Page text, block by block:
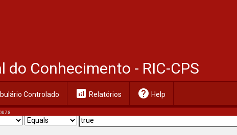
Conhecimento - RIC-CPS
Controlado analytics Relatórios help Help